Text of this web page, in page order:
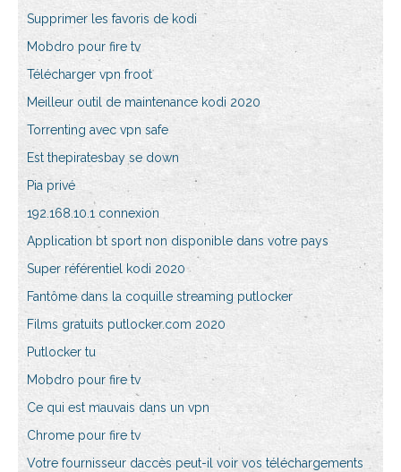
Supprimer les favoris de kodi
Mobdro pour fire tv
Télécharger vpn froot
Meilleur outil de maintenance kodi 2020
Torrenting avec vpn safe
Est thepiratesbay se down
Pia privé
192.168.10.1 connexion
Application bt sport non disponible dans votre pays
Super référentiel kodi 2020
Fantôme dans la coquille streaming putlocker
Films gratuits putlocker.com 2020
Putlocker tu
Mobdro pour fire tv
Ce qui est mauvais dans un vpn
Chrome pour fire tv
Votre fournisseur daccès peut-il voir vos téléchargements